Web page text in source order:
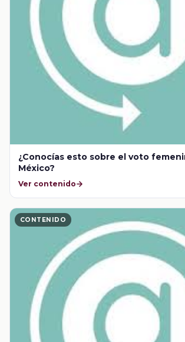
¿Conocías esto sobre el voto
México?
Ver contenido
CONTENIDO